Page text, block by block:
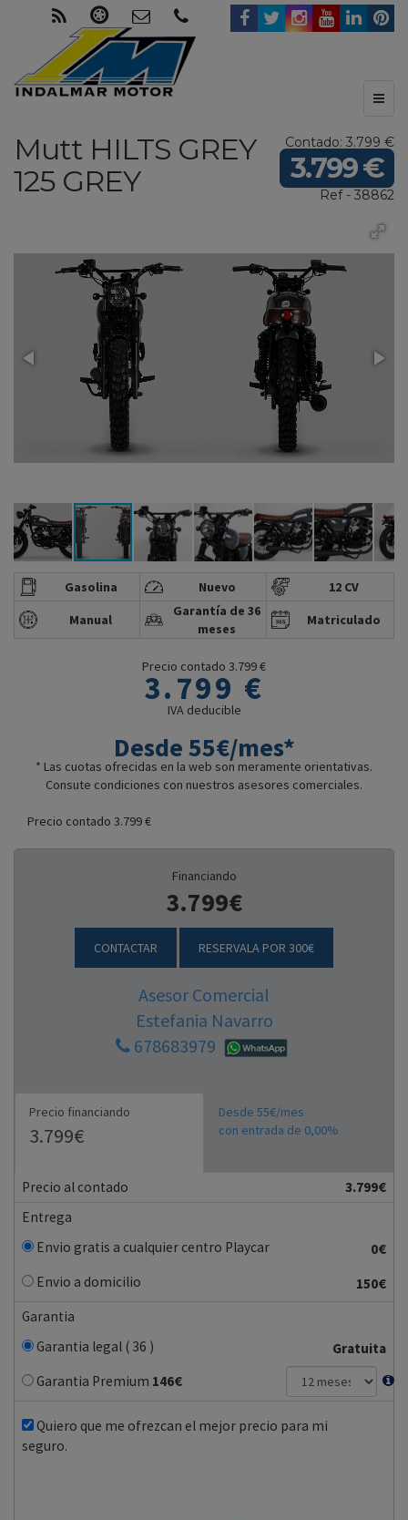
Contado: 3.799 €
3.799 €
Ref - 38862
Mutt HILTS GREY
125 GREY
Gasolina Nuevo
12 CV
Manual
Garantía de 36
meses
Matriculado
Precio contado 3.799 €
3.799 €
IVA deducible
Desde 55€/mes*
* Las cuotas ofrecidas en la web son meramente orientativas.
Consute condiciones con nuestros asesores comerciales.
Precio contado 3.799 €
Financiando
3.799€
CONTACTAR RESERVALA POR 300€
Asesor Comercial
Estefania Navarro
678683979
Precio financiando
3.799€
Desde 55€/mes
con entrada de 0,00%
Precio al contado
3.799€
Entrega
Envio gratis a cualquier centro Playcar
0€
Envio a domicilio
150€
Garantia
Garantia legal ( 36 )
Gratuita
Garantia Premium 146€
Quiero que me ofrezcan el mejor precio para mi
seguro.